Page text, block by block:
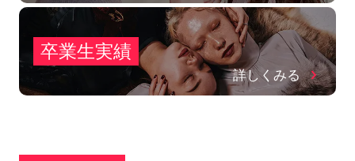
卒業生実績
詳しくみる